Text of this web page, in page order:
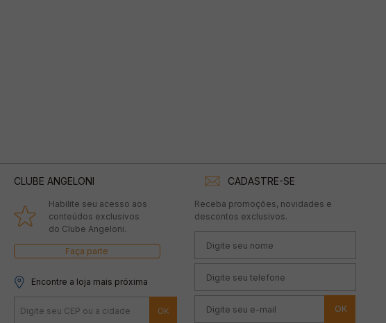
CLUBE ANGELONI
Habilite seu acesso aos
conteúdos exclusivos
do Clube Angeloni.
Faça parte
Encontre a loja mais próxima
CADASTRE-SE
Receba promoções, novidades e
descontos exclusivos.
OK